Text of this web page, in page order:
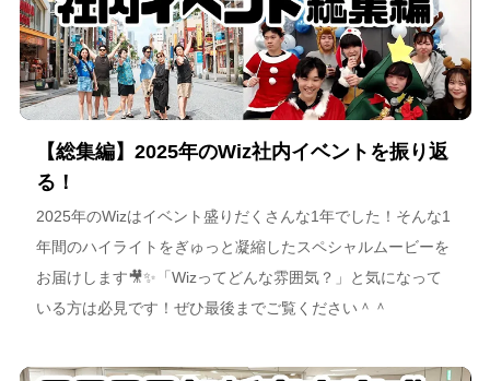
【総集編】2025年のWiz社内イベントを振り返
る！
2025年のWizはイベント盛りだくさんな1年でした！そんな1
年間のハイライトをぎゅっと凝縮したスペシャルムービーを
お届けします🎥✨「Wizってどんな雰囲気？」と気になって
いる方は必見です！ぜひ最後までご覧ください＾＾